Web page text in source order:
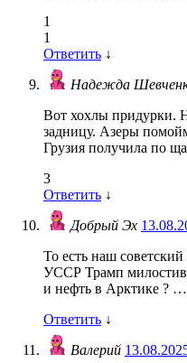
1
1
Ответить ↓
Надежда
Вот хохлы придурки.
задницу. Азеры
Грузия получила по
3
Ответить ↓
Добрый Эх
То есть наш
УССР Трамп
и нефть в Арктике ?
Ответить ↓
Валерий